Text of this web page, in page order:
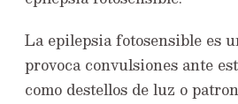
La epilepsia fotosensible es
provoca convulsiones ante
como destellos de luz o